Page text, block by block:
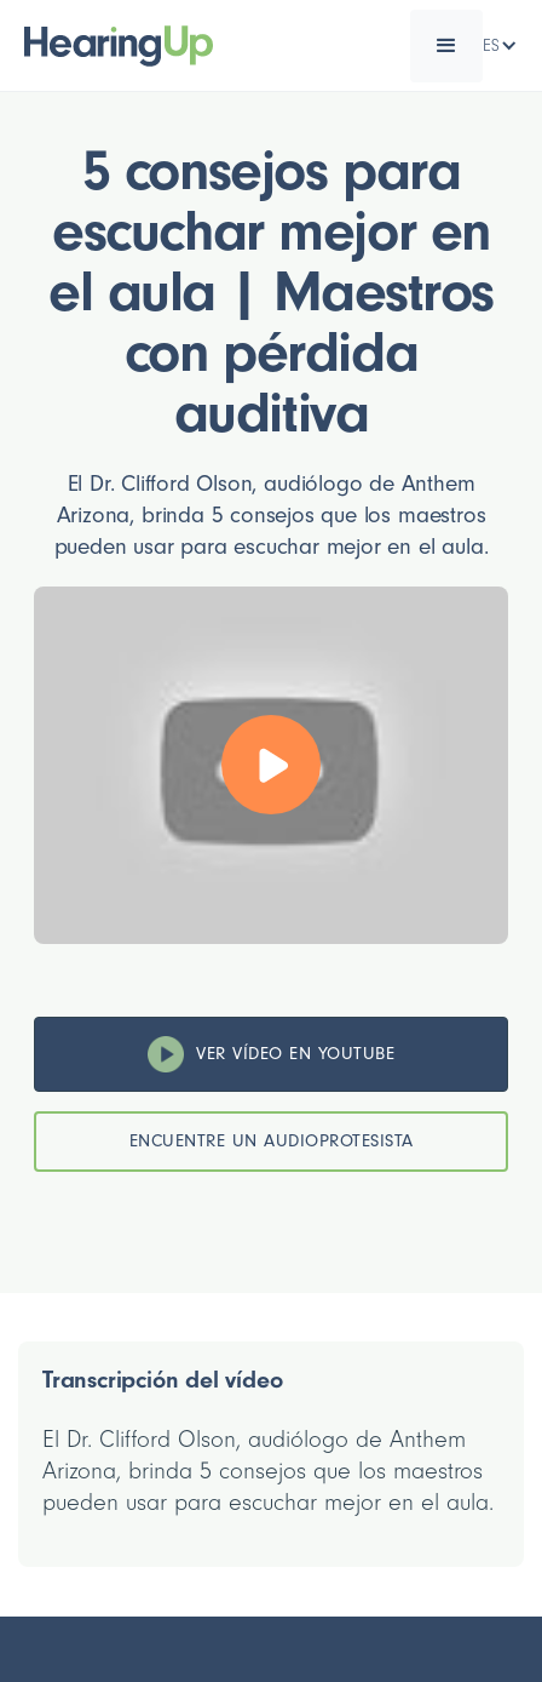
ES
5 consejos para
escuchar mejor en
el aula | Maestros
con pérdida
auditiva
El Dr. Clifford Olson, audiólogo de Anthem
Arizona, brinda 5 consejos que los maestros
pueden usar para escuchar mejor en el aula.
VER VÍDEO EN YOUTUBE
ENCUENTRE UN AUDIOPROTESISTA
Transcripción del vídeo
El Dr. Clifford Olson, audiólogo de Anthem
Arizona, brinda 5 consejos que los maestros
pueden usar para escuchar mejor en el aula.